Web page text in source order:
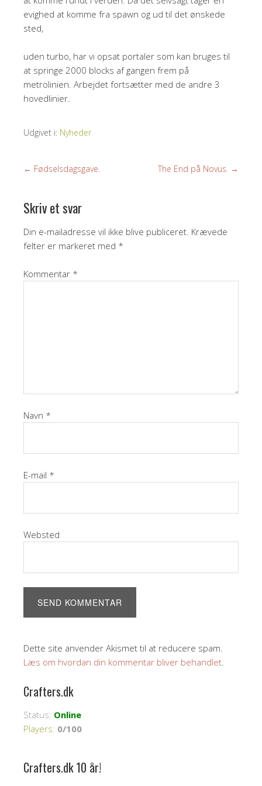
evighed at komme fra spawn og ud til det ønskede
sted,
uden turbo, har vi opsat portaler som kan bruges til
at springe 2000 blocks af gangen frem på
metrolinien. Arbejdet fortsætter med de andre 3
hovedlinier.
Udgivet i: Nyheder
← Fødselsdagsgave. The End på Novus. →
Skriv et svar
Din e-mailadresse vil ikke blive publiceret. Krævede
felter er markeret med *
Kommentar *
Navn *
E-mail *
Websted
Dette site anvender Akismet til at reducere spam.
Læs om hvordan din kommentar bliver behandlet.
Crafters.dk
Status: Online
Players: 0/100
Crafters.dk 10 år!